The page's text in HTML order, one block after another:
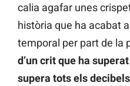
calia agafar unes
història que ha acabat
temporal per part de la
d’un crit que ha
supera tots els